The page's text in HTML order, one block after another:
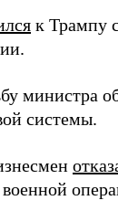
к Трампу
министра
системы.